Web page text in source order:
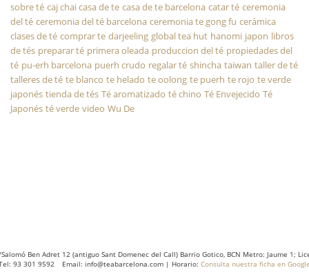
sobre té caj chai casa de te casa de te barcelona catar té ceremonia
del té ceremonia del té barcelona ceremonia te gong fu cerámica
clases de té comprar te darjeeling global tea hut hanomi japon libros
de tés preparar té primera oleada produccion del té propiedades del
té pu-erh barcelona puerh crudo regalar té shincha taiwan taller de té
talleres de té te blanco te helado te oolong te puerh te rojo te verde
japonés tienda de tés Té aromatizado té chino Té Envejecido Té
Japonés té verde video Wu De
Ben Adret 12 (antiguo Sant Domenec del Call) Barrio Gotico, BCN Metro: Jaume 1;
93 301 9592 Email: info@teabarcelona.com | Horario: Consulta nuestra ficha en